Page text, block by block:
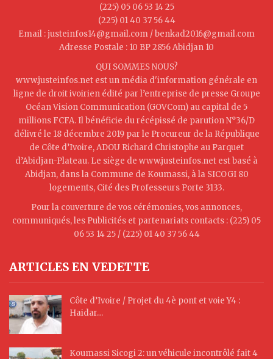
(225) 05 06 53 14 25
(225) 01 40 37 56 44
Email : justeinfos14@gmail.com / benkad2016@gmail.com
Adresse Postale : 10 BP 2856 Abidjan 10
QUI SOMMES NOUS?
www.justeinfos.net est un média d'information générale en
ligne de droit ivoirien édité par l’entreprise de presse Groupe
Océan Vision Communication (GOVCom) au capital de 5
millions FCFA. Il bénéficie du récépissé de parution N°36/D
délivré le 18 décembre 2019 par le Procureur de la République
de Côte d’Ivoire, ADOU Richard Christophe au Parquet
d’Abidjan-Plateau. Le siège de www.justeinfos.net est basé à
Abidjan, dans la Commune de Koumassi, à la SICOGI 80
logements, Cité des Professeurs Porte 3133.
Pour la couverture de vos cérémonies, vos annonces,
communiqués, les Publicités et partenariats contacts : (225) 05
06 53 14 25 / (225) 01 40 37 56 44
ARTICLES EN VEDETTE
Côte d’Ivoire / Projet du 4è pont et voie Y4 :
Haidar…
Koumassi Sicogi 2: un véhicule incontrôlé fait 4